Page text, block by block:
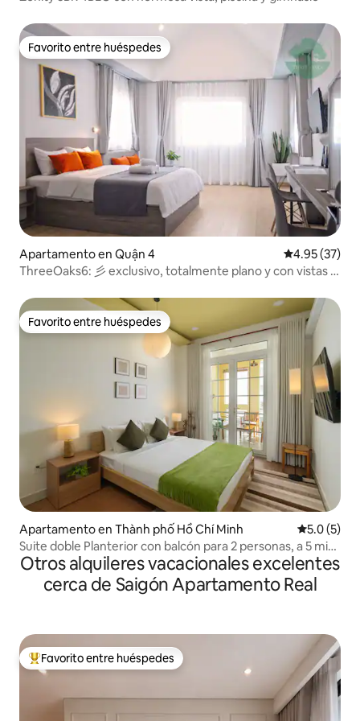
Favorito entre huéspedes
Favorito entre huéspedes
Apartamento en Quận 4 Calificación
4.95 (37)
ThreeOaks6: 彡 exclusivo, totalmente plano y con vistas a
Favorito entre huéspedes
Favorito entre huéspedes
Apartamento en Thành phố Hồ Chí Minh
5.0 (5)
Suite doble Planterior con balcón para 2 personas, a 5 min
del D1
Otros alquileres vacacionales excelentes
cerca de Saigón Apartamento Real
Favorito entre huéspedes preferido
Favorito entre huéspedes